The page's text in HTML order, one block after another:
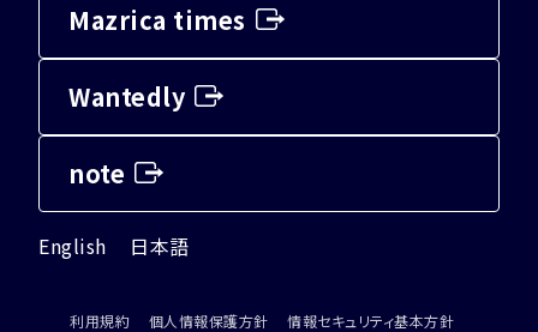
Mazrica times
Wantedly
note
English 日本語
利用規約 個人情報保護方針
情報セキュリティ基本方針